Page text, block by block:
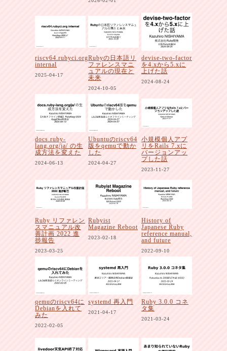
riscv64.rubyci.org
internal
2025-04-17
Rubyの日本語リ
ファレンスマニ
ュアルの現在と
未来
2024-10-05
devise-two-factor
を4.xから5.xに
上げた話
2024-08-24
docs.ruby-
lang.org/ja/ の生
成方法を変えた
2024-06-13
Ubuntuのriscv64
版をqemuで動か
した
2024-04-27
小規模個人アプ
リをRails 7.xに
バージョンアッ
プした話
2023-11-27
Ruby リファレン
スマニュアル改
善計画 2022 進
捗報告
2023-03-25
Rubyist
Magazine Reboot
2023-02-18
History of
Japanese Ruby
reference manual,
and future
2022-09-10
qemuのriscv64に
Debianを入れて
みた
2022-02-05
systemd 再入門
2021-04-17
Ruby 3.0.0 コネ
タ集
2021-03-24